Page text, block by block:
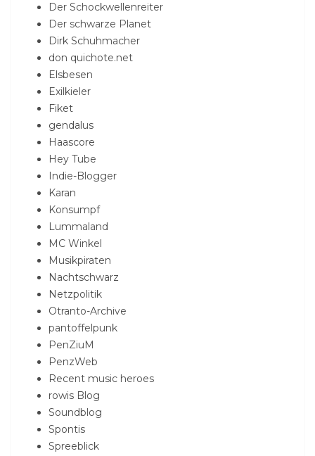
Der Schockwellenreiter
Der schwarze Planet
Dirk Schuhmacher
don quichote.net
Elsbesen
Exilkieler
Fiket
gendalus
Haascore
Hey Tube
Indie-Blogger
Karan
Konsumpf
Lummaland
MC Winkel
Musikpiraten
Nachtschwarz
Netzpolitik
Otranto-Archive
pantoffelpunk
PenZiuM
PenzWeb
Recent music heroes
rowis Blog
Soundblog
Spontis
Spreeblick